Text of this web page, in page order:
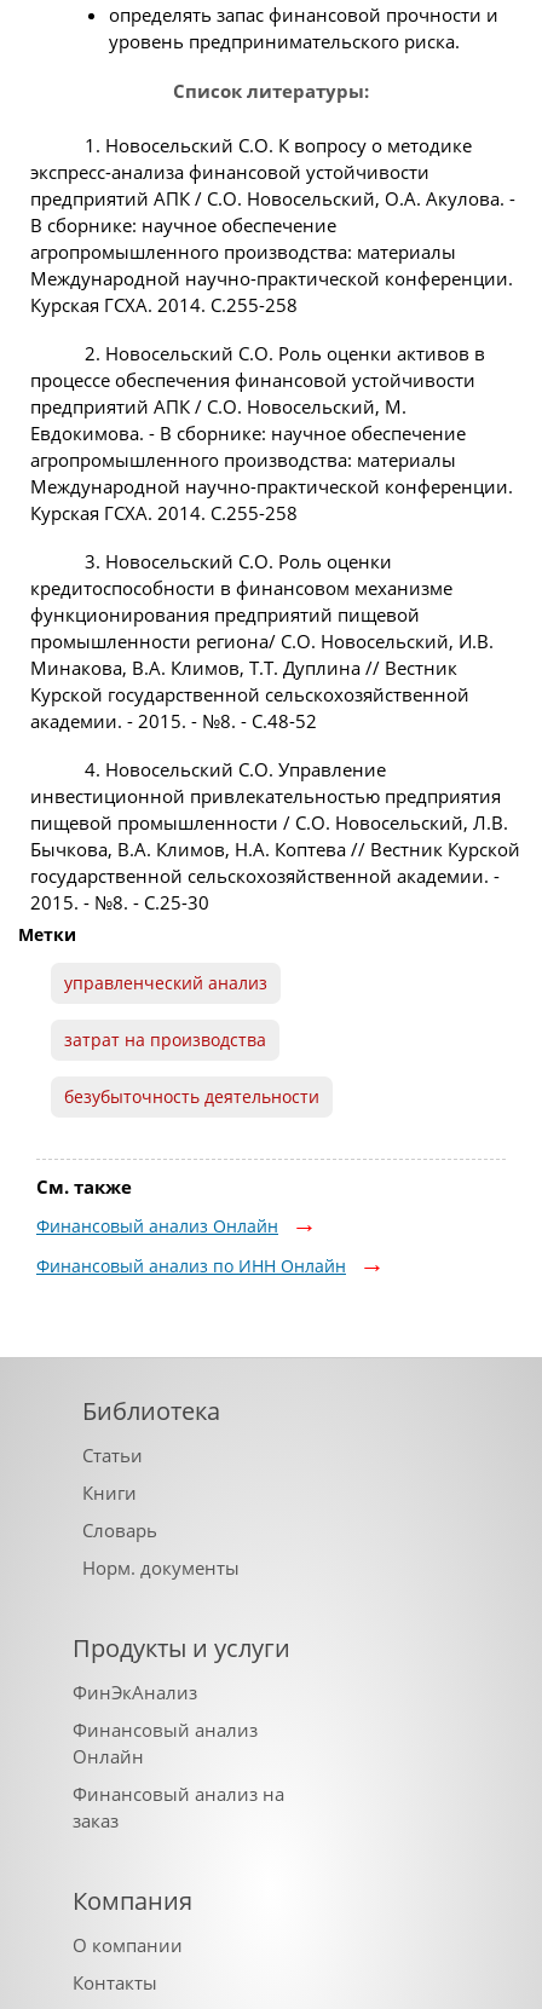
определять запас финансовой прочности и
уровень предпринимательского риска.
Список литературы:
1. Новосельский С.О. К вопросу о методике
экспресс-анализа финансовой устойчивости
предприятий АПК / С.О. Новосельский, О.А. Акулова. -
В сборнике: научное обеспечение
агропромышленного производства: материалы
Международной научно-практической конференции.
Курская ГСХА. 2014. С.255-258
2. Новосельский С.О. Роль оценки активов в
процессе обеспечения финансовой устойчивости
предприятий АПК / С.О. Новосельский, М.
Евдокимова. - В сборнике: научное обеспечение
агропромышленного производства: материалы
Международной научно-практической конференции.
Курская ГСХА. 2014. С.255-258
3. Новосельский С.О. Роль оценки
кредитоспособности в финансовом механизме
функционирования предприятий пищевой
промышленности региона/ С.О. Новосельский, И.В.
Минакова, В.А. Климов, Т.Т. Дуплина // Вестник
Курской государственной сельскохозяйственной
академии. - 2015. - №8. - С.48-52
4. Новосельский С.О. Управление
инвестиционной привлекательностью предприятия
пищевой промышленности / С.О. Новосельский, Л.В.
Бычкова, В.А. Климов, Н.А. Коптева // Вестник Курской
государственной сельскохозяйственной академии. -
2015. - №8. - С.25-30
Метки
управленческий анализ
затрат на производства
безубыточность деятельности
См. также
Финансовый анализ Онлайн
Финансовый анализ по ИНН Онлайн
Библиотека
Статьи
Книги
Словарь
Норм. документы
Продукты и услуги
ФинЭкАнализ
Финансовый анализ
Онлайн
Финансовый анализ на
заказ
Компания
О компании
Контакты